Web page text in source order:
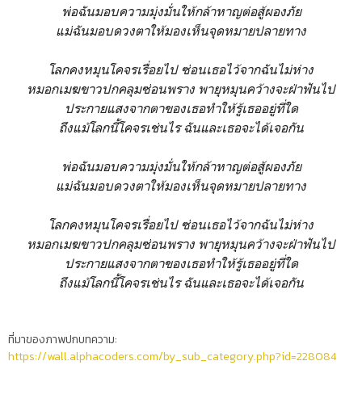
พ่อฉันมอบความมุ่งมั่นให้กล้าหาญต่อสู้ผองภัย
แม่ฉันมอบดวงตาให้มองเห็นจุดหมายปลายทาง
โลกคงหมุนโคจรเรื่อยไป ซ่อนเธอไว้จากฉันไม่ห่าง
หมอกเมฆขาวปกคลุมซ่อนพราง พายุหมุนคว้างจะฝ่าฟันไป
ประกายแสงจากตาของเธอทำให้รู้เธออยู่ที่ใด
ถึงแม้โลกนี้โคจรเช่นไร ฉันและเธอจะได้เจอกัน
พ่อฉันมอบความมุ่งมั่นให้กล้าหาญต่อสู้ผองภัย
แม่ฉันมอบดวงตาให้มองเห็นจุดหมายปลายทาง
โลกคงหมุนโคจรเรื่อยไป ซ่อนเธอไว้จากฉันไม่ห่าง
หมอกเมฆขาวปกคลุมซ่อนพราง พายุหมุนคว้างจะฝ่าฟันไป
ประกายแสงจากตาของเธอทำให้รู้เธออยู่ที่ใด
ถึงแม้โลกนี้โคจรเช่นไร ฉันและเธอจะได้เจอกัน
ที่มาของภาพปกบทความ:
https://wall.alphacoders.com/by_sub_category.php?id=228084